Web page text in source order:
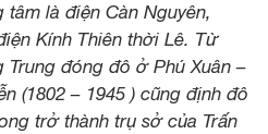
tâm là điện Càn Nguyên,
Kính Thiên thời Lê. Từ
Trung đóng đô ở Phú Xuân –
(1802 – 1945 ) cũng định đô
trở thành trụ sở của Trấn